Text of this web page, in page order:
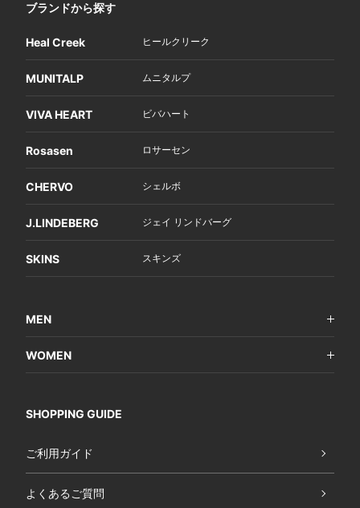
ブランドから探す
Heal Creek ヒールクリーク
MUNITALP ムニタルプ
VIVA HEART ビバハート
Rosasen ロサーセン
CHERVO シェルボ
J.LINDEBERG ジェイ リンドバーグ
SKINS スキンズ
MEN
WOMEN
SHOPPING GUIDE
ご利用ガイド
よくあるご質問